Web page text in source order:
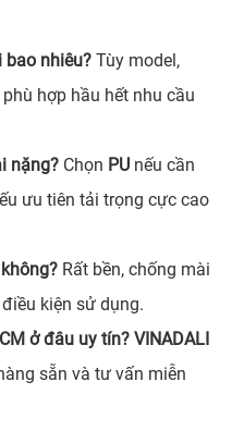
bao nhiêu? Tùy model,
hợp hầu hết nhu cầu
nặng? Chọn PU nếu cần
ưu tiên tải trọng cực cao
Rất bền, chống mài
kiện sử dụng.
ở đâu uy tín? VINADALI
sẵn và tư vấn miễn